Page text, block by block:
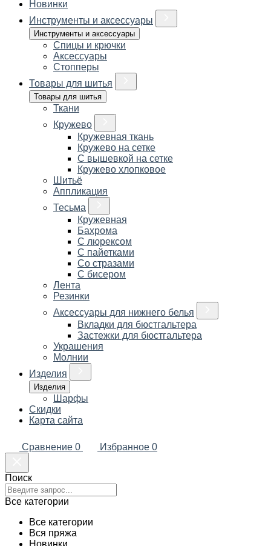
Новинки
Инструменты и аксессуары
Инструменты и аксессуары
Спицы и крючки
Аксессуары
Стопперы
Товары для шитья
Товары для шитья
Ткани
Кружево
Кружевная ткань
Кружево на сетке
С вышевкой на сетке
Кружево хлопковое
Шитьё
Аппликация
Тесьма
Кружевная
Бахрома
С люрексом
С пайетками
Со стразами
С бисером
Лента
Резинки
Аксессуары для нижнего белья
Вкладки для бюстгальтера
Застежки для бюстгальтера
Украшения
Молнии
Изделия
Изделия
Шарфы
Скидки
Карта сайта
Сравнение 0 Избранное 0
Поиск
Все категории
Все категории
Вся пряжа
Новинки